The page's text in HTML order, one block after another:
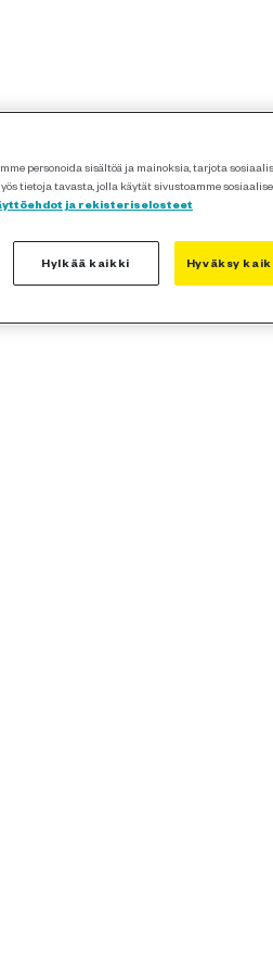
personoida sisältöä ja mainoksia, tarjota
tietoja tavasta, jolla käytät sivustoamme
ja rekisteriselosteet
Hylkää kaikki Hyväksy